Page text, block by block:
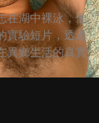
在湖中裸泳，他
實驗短片，透過
異鄉生活的真實